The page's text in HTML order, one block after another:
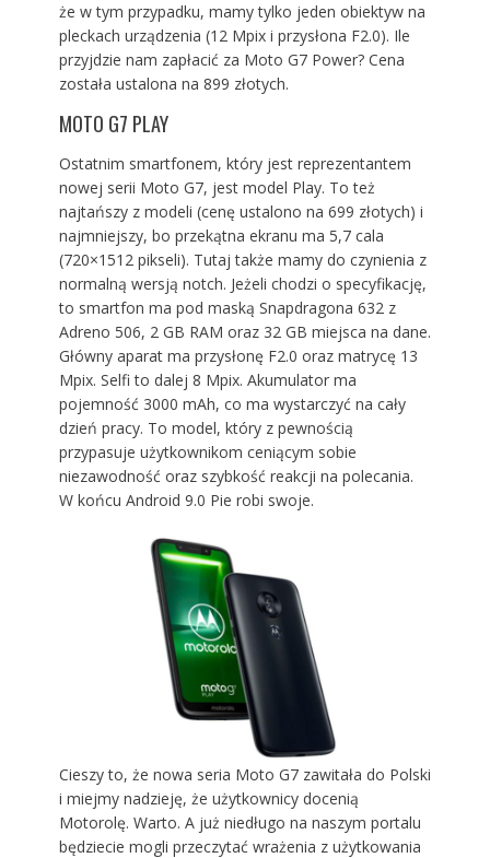
że w tym przypadku, mamy tylko jeden obiektyw na
pleckach urządzenia (12 Mpix i przysłona F2.0). Ile
przyjdzie nam zapłacić za Moto G7 Power? Cena
została ustalona na 899 złotych.
MOTO G7 PLAY
Ostatnim smartfonem, który jest reprezentantem
nowej serii Moto G7, jest model Play. To też
najtańszy z modeli (cenę ustalono na 699 złotych) i
najmniejszy, bo przekątna ekranu ma 5,7 cala
(720×1512 pikseli). Tutaj także mamy do czynienia z
normalną wersją notch. Jeżeli chodzi o specyfikację,
to smartfon ma pod maską Snapdragona 632 z
Adreno 506, 2 GB RAM oraz 32 GB miejsca na dane.
Główny aparat ma przysłonę F2.0 oraz matrycę 13
Mpix. Selfi to dalej 8 Mpix. Akumulator ma
pojemność 3000 mAh, co ma wystarczyć na cały
dzień pracy. To model, który z pewnością
przypasuje użytkownikom ceniącym sobie
niezawodność oraz szybkość reakcji na polecania.
W końcu Android 9.0 Pie robi swoje.
Cieszy to, że nowa seria Moto G7 zawitała do Polski
i miejmy nadzieję, że użytkownicy docenią
Motorolę. Warto. A już niedługo na naszym portalu
będziecie mogli przeczytać wrażenia z użytkowania